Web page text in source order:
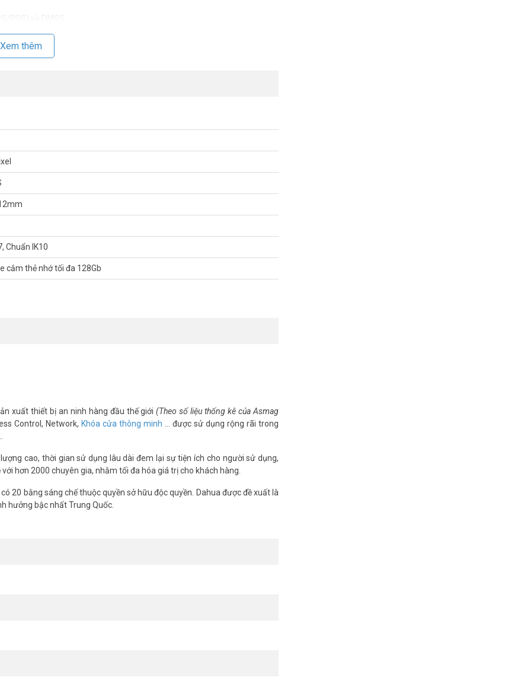
hàng vui lòng liên hệ HOTLINE 1900 9259 – (028) 35 166 166 –
trợ tốt nhất.
Xem thêm
Chuẩn IK10
cắm thẻ nhớ tối đa 128Gb
xuất thiết bị an ninh hàng đầu thế giới(Theo số liệu thống kê của Asmag
Control, Network, Khóa cửa thông minh … được sử dụng rộng rãi trong
cao, thời gian sử dụng lâu dài đem lại sự tiện ích cho người sử dụng,
hơn 2000 chuyên gia, nhằm tối đa hóa giá trị cho khách hàng.
20 bằng sáng chế thuộc quyền sở hữu độc quyền. Dahua được đề xuất là
hưởng bậc nhất Trung Quốc.